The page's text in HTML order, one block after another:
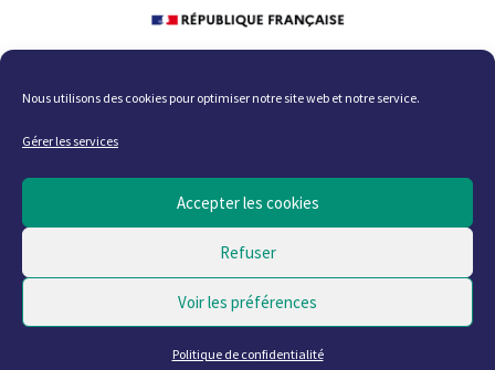
Nous utilisons des cookies pour optimiser notre site web et notre service.
Gérer les services
Accepter les cookies
Refuser
Voir les préférences
Politique de confidentialité
d'action suivante :
Tous droits réservés – Site actualisé en août 2026
Mentions légales Politique de confidentialité
Règlement intérieur
Politique de cookies (UE)